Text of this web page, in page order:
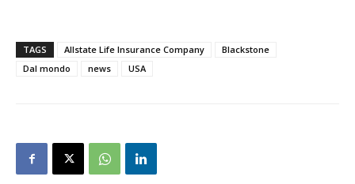
TAGS Allstate Life Insurance Company
Blackstone
Dal mondo
news USA